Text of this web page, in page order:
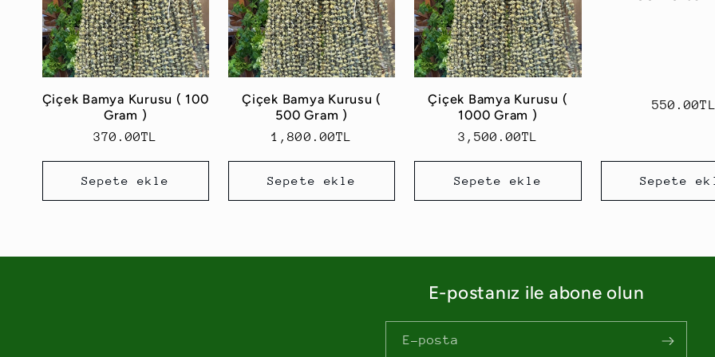
Çiçek Bamya Kurusu ( 100
Gram )
Normal
370.00TL
Sepete ekle
Çiçek Bamya Kurusu (
500 Gram )
Normal
1,800.00TL
Sepete ekle
Çiçek Bamya Kurusu (
1000 Gram )
Normal
3,500.00TL
Sepete ekle
Normal
Sepete
E-postanız ile abone olun
E-posta